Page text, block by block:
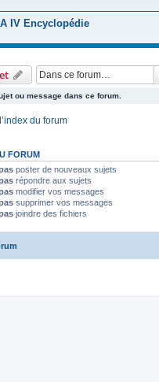
IV Encyclopédie
ou message dans ce forum.
du forum
FORUM
poster de nouveaux sujets
répondre aux sujets
modifier vos messages
supprimer vos messages
joindre des fichiers